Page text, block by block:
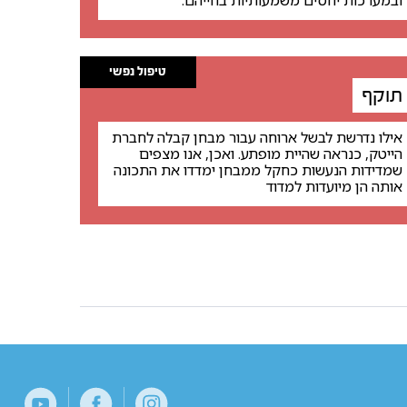
טיפול נפשי
תוקף
אילו נדרשת לבשל ארוחה עבור מבחן קבלה לחברת
הייטק, כנראה שהיית מופתע. ואכן, אנו מצפים
שמדידות הנעשות כחקל ממבחן ימדדו את התכונה
אותה הן מיועדות למדוד